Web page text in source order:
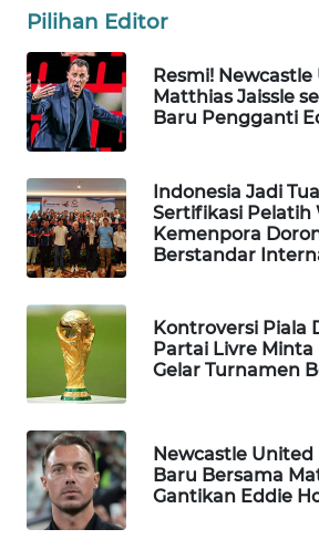
Pilihan Editor
Resmi!
Matthias Jaissle
Baru Pengganti
Indonesia Jadi
Sertifikasi Pelatih
Kemenpora
Berstandar
Kontroversi Piala
Partai Livre Minta
Gelar Turnamen
Newcastle
Baru Bersama
Gantikan Eddie
HEALTH
WAHANA
DESA
WISATA
LAPAK
WAHANA
Wahana
Network
KONSUMEN
LISTRIK
KELISTRIKAN
WALINKI
ID